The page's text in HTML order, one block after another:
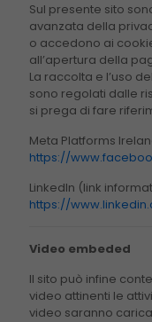
Sul presente sito
avanzata della
o accedono ai
all’apertura della
La raccolta e l’uso
sono regolati dalle
si prega di fare
Meta Platforms
https://
LinkedIn (link
https://
Video embeded
Il sito può infine
video attinenti le
video saranno